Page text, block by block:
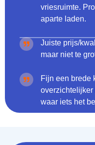
vriesruimte.
aparte laden.
Juiste prijs/
maar niet te
Fijn een brede
overzichtelijker
waar iets het